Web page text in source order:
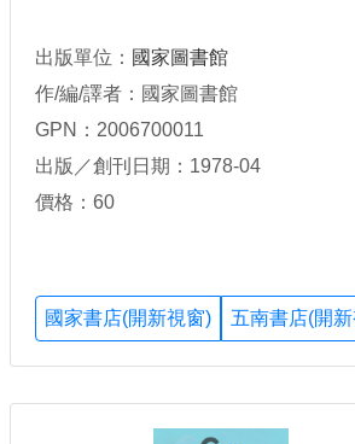
出版單位： 國家圖書館
作/編/譯者：國家圖書館
GPN：2006700011
出版／創刊日期：1978-04
價格：60
國家書店(開新視窗) 五南書店(開